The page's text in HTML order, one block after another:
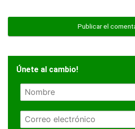
Únete al cambio!
N
E
m